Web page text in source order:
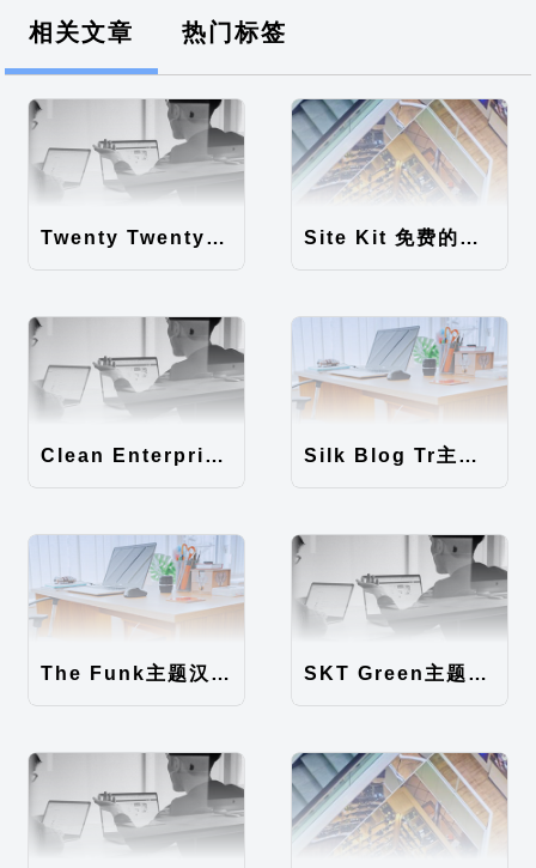
相关文章 热门标签
Twenty Twenty-Five 免费的WordPress内容主题 Site Kit 免费的WordPress数据统计插件
Clean Enterprise主题汉化包 Silk Blog Tr主题汉化包
The Funk主题汉化包 SKT Green主题汉化包